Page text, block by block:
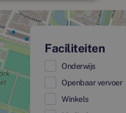
Faciliteiten
Onderwijs
Openbaar vervoer
Winkels